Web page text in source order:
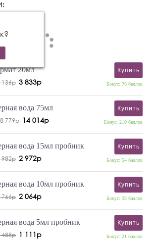
—
?
20мл
136р 3 833р
Купить
Бонус: 76 баллов
вода 75мл
779р 14 014р
Купить
Бонус: 210 баллов
вода 15мл пробник
982р 2 972р
Купить
Бонус: 54 баллов
вода 10мл пробник
766р 2 064р
Купить
Бонус: 33 баллов
вода 5мл пробник
488р 1 111р
Купить
Бонус: 21 баллов